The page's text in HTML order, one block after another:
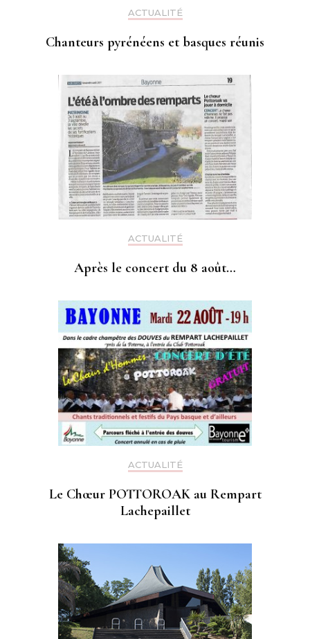
ACTUALITÉ
Chanteurs pyrénéens et basques réunis
ACTUALITÉ
Après le concert du 8 août…
ACTUALITÉ
Le Chœur POTTOROAK au Rempart
Lachepaillet